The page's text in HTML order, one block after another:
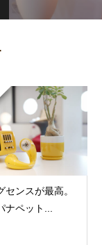
センスが最高。
ナペット...